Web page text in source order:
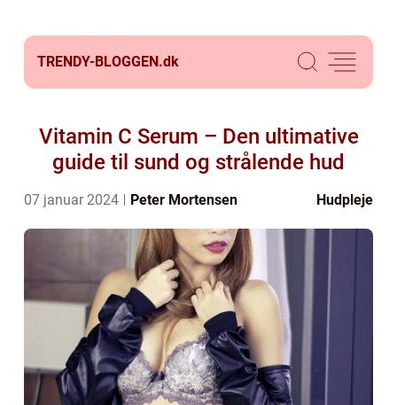
TRENDY-BLOGGEN.dk
Vitamin C Serum – Den ultimative
guide til sund og strålende hud
07 januar 2024 Peter Mortensen Hudpleje